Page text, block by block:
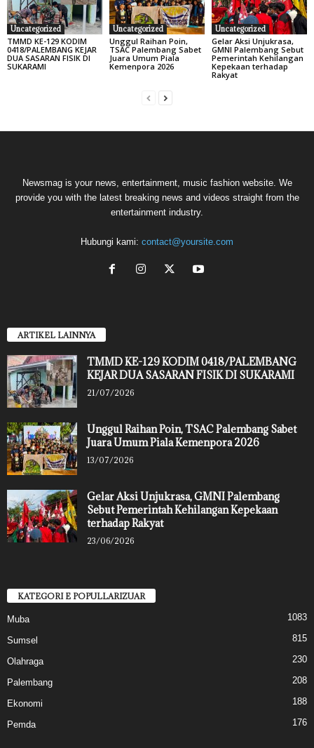
Uncategorized
TMMD KE-129 KODIM
0418/PALEMBANG KEJAR
DUA SASARAN FISIK DI
SUKARAMI
Uncategorized
Unggul Raihan Poin,
TSAC Palembang Sabet
Juara Umum Piala
Kemenpora 2026
Uncategorized
Gelar Aksi Unjukrasa,
GMNI Palembang Sebut
Pemerintah Kehilangan
Kepekaan terhadap
Rakyat
Newsmag is your news, entertainment, music fashion website. We
provide you with the latest breaking news and videos straight from the
entertainment industry.
Hubungi kami: contact@yoursite.com
ARTIKEL LAINNYA
TMMD KE-129 KODIM 0418/PALEMBANG
KEJAR DUA SASARAN FISIK DI SUKARAMI
21/07/2026
Unggul Raihan Poin, TSAC Palembang Sabet
Juara Umum Piala Kemenpora 2026
13/07/2026
Gelar Aksi Unjukrasa, GMNI Palembang
Sebut Pemerintah Kehilangan Kepekaan
terhadap Rakyat
23/06/2026
KATEGORI E POPULLARIZUAR
Muba 1083
Sumsel 815
Olahraga 230
Palembang 208
Ekonomi 188
Pemda 176